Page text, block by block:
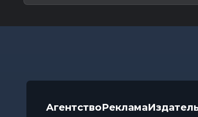
АгентствоРеклама